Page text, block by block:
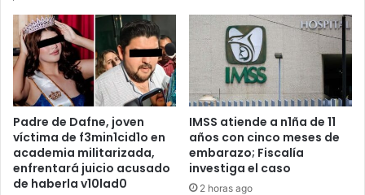
Padre de Dafne, joven
víctima de f3min1cid1o en
academia militarizada,
enfrentará juicio acusado
de haberla v10lad0
IMSS atiende a n1ña de 11
años con cinco meses de
embarazo; Fiscalía
investiga el caso
2 horas ago